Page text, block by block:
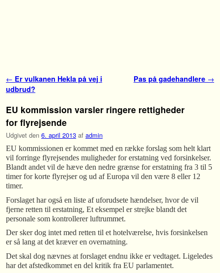
Indlæg navigation
← Er vulkanen Hekla på vej i
udbrud?
Pas på gadehandlere →
EU kommission varsler ringere rettigheder
for flyrejsende
Udgivet den 6. april 2013 af admin
EU kommissionen er kommet med en række forslag som helt klart
vil forringe flyrejsendes muligheder for erstatning ved forsinkelser.
Blandt andet vil de hæve den nedre grænse for erstatning fra 3 til 5
timer for korte flyrejser og ud af Europa vil den være 8 eller 12
timer.
Forslaget har også en liste af uforudsete hændelser, hvor de vil
fjerne retten til erstatning, Et eksempel er strejke blandt det
personale som kontrollerer luftrummet.
Der sker dog intet med retten til et hotelværelse, hvis forsinkelsen
er så lang at det kræver en overnatning.
Det skal dog nævnes at forslaget endnu ikke er vedtaget. Ligeledes
har det afstedkommet en del kritik fra EU parlamentet.